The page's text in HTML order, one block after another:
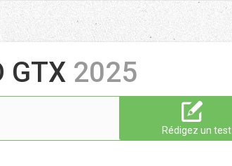
GTX 2025
Rédigez un test